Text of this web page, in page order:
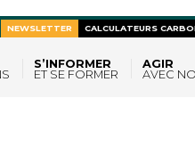
S’INFORMER
ET SE FORMER
AGIR
AVEC
NEWSLETTER CALCULATEURS